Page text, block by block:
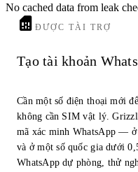
No cached data from leak
ĐƯỢC TÀI TRỢ
Tạo tài khoản
Cần một số điện thoại mới
không cần SIM vật lý.
mã xác minh WhatsApp —
và ở một số quốc gia dưới
WhatsApp dự phòng, thử